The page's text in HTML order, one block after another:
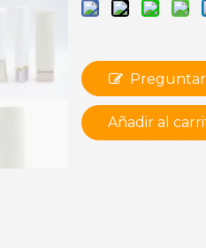
Preguntar
Añadir al